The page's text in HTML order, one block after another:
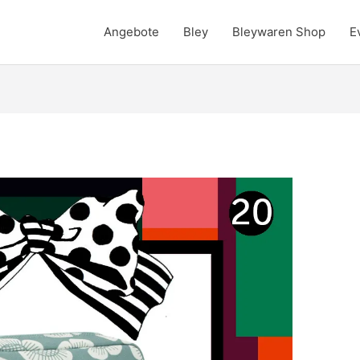
Angebote Bley Bleywaren Shop